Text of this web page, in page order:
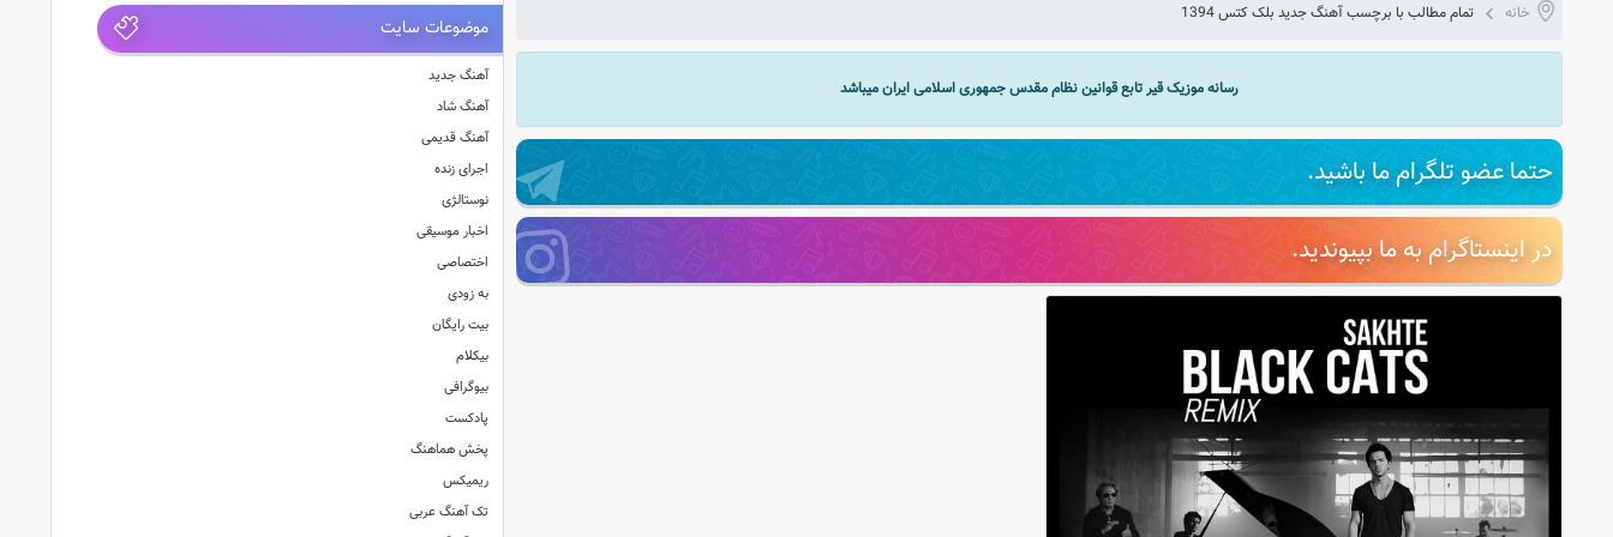
خانه تمام مطالب با برچسب آهنگ جديد بلک کتس 1394
رسانه موزیک قیر تابع قوانین نظام مقدس جمهوری اسلامی ایران میباشد
حتما عضو تلگرام ما باشید.
در اینستاگرام به ما بپیوندید.
موضوعات سایت
آهنگ جدید
آهنگ شاد
آهنگ قدیمی
اجرای زنده
نوستالژی
اخبار موسیقی
اختصاصی
به زودی
بیت رایگان
بیکلام
بیوگرافی
پادکست
پخش هماهنگ
ریمیکس
تک آهنگ عربی